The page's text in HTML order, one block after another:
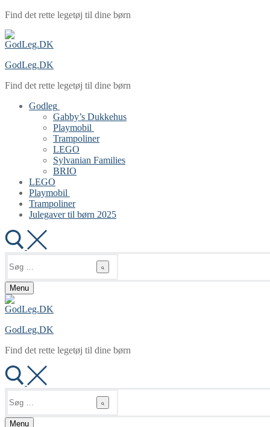
Spring
indhold
Menu
Luk
Find det rette legetøj til dine børn
GodLeg.DK
Find det rette legetøj til dine børn
Godleg
Gabby’s Dukkehus
Playmobil
Trampoliner
LEGO
Sylvanian Families
BRIO
LEGO
Playmobil
Trampoliner
Julegaver til børn 2025
efter:
Menu
GodLeg.DK
Find det rette legetøj til dine børn
efter:
Menu